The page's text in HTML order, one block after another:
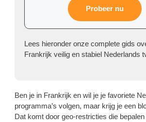
Probeer nu
Lees hieronder onze complete gids
Frankrijk veilig en stabiel Nederlands
Ben je in Frankrijk en wil je je favoriete
programma’s volgen, maar krijg je een
Dat komt door geo-restricties die